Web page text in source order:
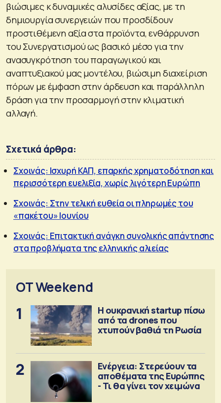
βιώσιμες κ δυναμικές αλυσίδες αξίας, με τη
δημιουργία συνεργειών που προσδίδουν
προστιθέμενη αξία στα προϊόντα, ενθάρρυνση
του Συνεργατισμού ως βασικό μέσο για την
ανασυγκρότηση του παραγωγικού και
αναπτυξιακού μας μοντέλου, βιώσιμη διαχείριση
πόρων με έμφαση στην άρδευση και παράλληλη
δράση για την προσαρμογή στην κλιματική
αλλαγή.
Σχετικά άρθρα:
Σχοινάς: Ισχυρή ΚΑΠ, επαρκής χρηματοδότηση και
περισσότερη ευελιξία, χωρίς λιγότερη Ευρώπη
Σχοινάς: Στην τελική ευθεία οι πληρωμές του
«πακέτου» Ιουνίου
Σχοινάς: Επιτακτική ανάγκη συνολικής απάντησης
στα προβλήματα της ελληνικής αλιείας
OT Weekend
1
Η ουκρανική startup πίσω
από τα drones που
χτυπούν βαθιά τη Ρωσία
2
Ενέργεια: Στερεύουν τα
αποθέματα της Ευρώπης
- Τι θα γίνει τον χειμώνα